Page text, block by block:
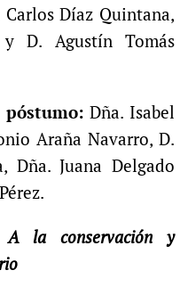
Carlos Díaz Quintana,
D. Agustín Tomás
póstumo: Dña. Isabel
Araña Navarro, D.
Dña. Juana Delgado
A la conservación y